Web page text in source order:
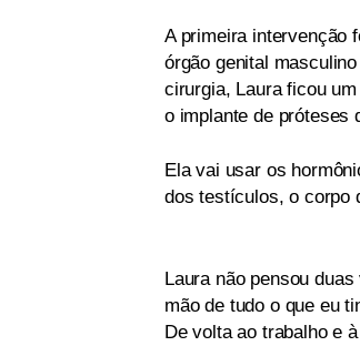
A primeira intervenção
órgão genital
cirurgia, Laura ficou
o implante de próteses
Ela vai usar os
dos testículos, o corpo
Laura não pensou
mão de tudo o que eu
De volta ao trabalho e